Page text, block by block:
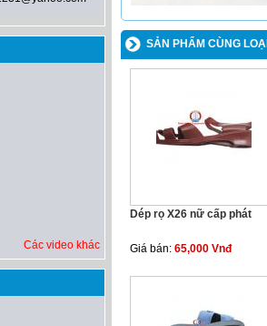
Các video khác
SẢN PHẨM CÙNG LOẠI
Dép rọ X26 nữ cấp phát
Giá bán: 65,000 Vnđ